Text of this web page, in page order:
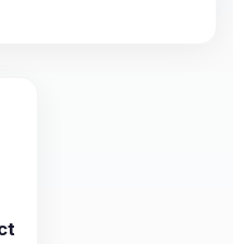
pour me
ton petit
Dis-moi ce dont
remuer mes